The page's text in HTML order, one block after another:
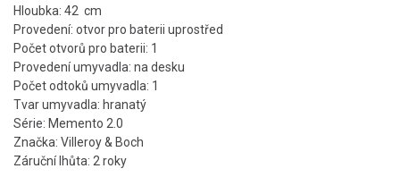
Hloubka: 42 cm
Provedení: otvor pro baterii uprostřed
Počet otvorů pro baterii: 1
Provedení umyvadla: na desku
Počet odtoků umyvadla: 1
Tvar umyvadla: hranatý
Série: Memento 2.0
Značka: Villeroy & Boch
Záruční lhůta: 2 roky